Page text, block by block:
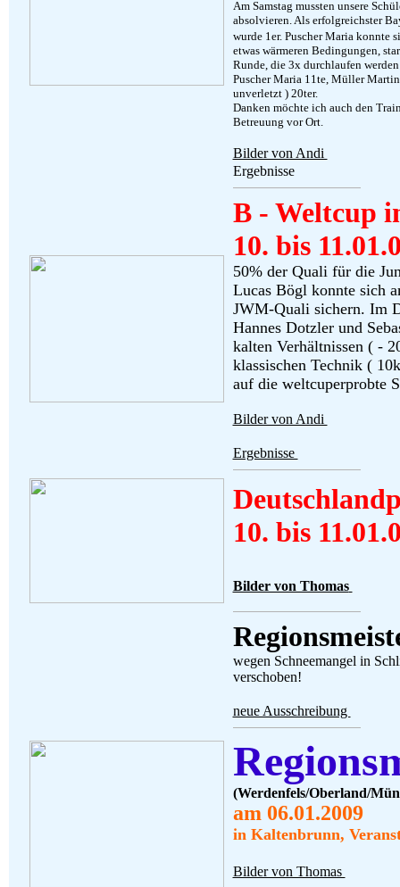
Am Samstag mussten unsere
absolvieren. Als erfolgreichster
wurde 1er.Puscher Maria konnte
etwas wärmeren Bedingungen,
Runde, die 3x durchlaufen
Puscher Maria 11te, Müller
unverletzt ) 20ter.
Danken möchte ich auch den
Betreuung vor Ort.
Bilder von Andi
Ergebnisse
B - Weltcup
10. bis
50% der Quali für die
Lucas Bögl konnte sich
JWM-Quali sichern. Im
Hannes Dotzler und
kalten Verhältnissen ( -
klassischen Technik (
auf die weltcuperprobte
Bilder von Andi
Ergebnisse
10. bis
Bilder von Thomas
wegen Schneemangel in
verschoben!
neue Ausschreibung
(Werdenfels/Oberland/
am 06.01.2009
in Kaltenbrunn,
Bilder von Thomas